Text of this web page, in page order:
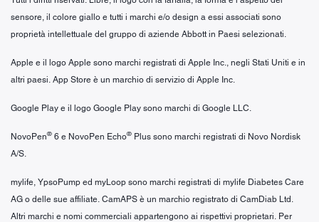
sensore, il colore giallo e tutti i marchi e/o design a essi associati sono
proprietà intellettuale del gruppo di aziende Abbott in Paesi selezionati.
Apple e il logo Apple sono marchi registrati di Apple Inc., negli Stati Uniti e in
altri paesi. App Store è un marchio di servizio di Apple Inc.
Google Play e il logo Google Play sono marchi di Google LLC.
NovoPen® 6 e NovoPen Echo® Plus sono marchi registrati di Novo Nordisk
A/S.
mylife, YpsoPump ed myLoop sono marchi registrati di mylife Diabetes Care
AG o delle sue affiliate. CamAPS è un marchio registrato di CamDiab Ltd.
Altri marchi e nomi commerciali appartengono ai rispettivi proprietari. Per